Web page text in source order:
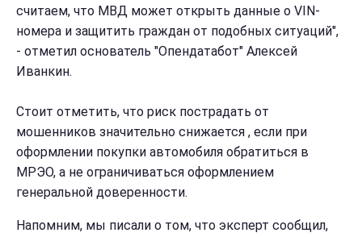
считаем, что МВД может открыть данные о VIN-
номера и защитить граждан от подобных ситуаций",
- отметил основатель "Опендатабот" Алексей
Иванкин.
Стоит отметить, что риск пострадать от
мошенников значительно снижается , если при
оформлении покупки автомобиля обратиться в
МРЭО, а не ограничиваться оформлением
генеральной доверенности.
Напомним, мы писали о том, что эксперт сообщил,